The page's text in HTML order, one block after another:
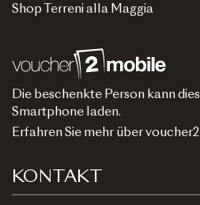
Shop Terreni alla Maggia
Die beschenkte Person kann
Smartphone laden.
Erfahren Sie mehr über
KONTAKT